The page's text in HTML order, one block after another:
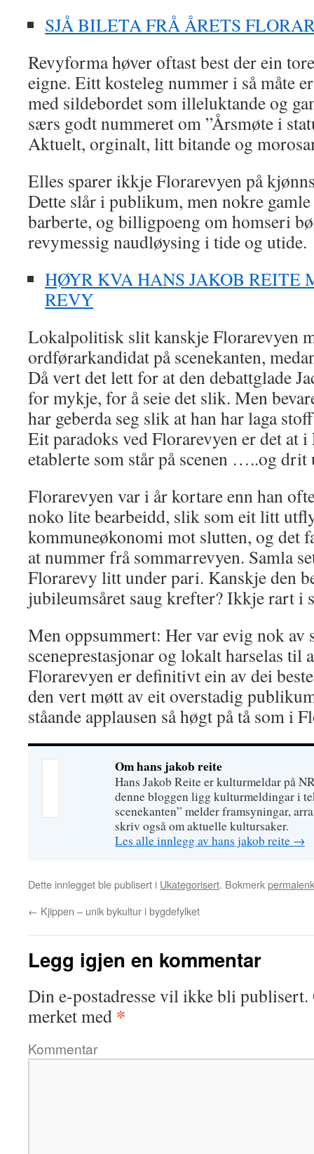
SJÅ BILETA FRÅ ÅRETS
Revyforma høver oftast best der ein
eigne. Eitt kosteleg nummer i så måte
med sildebordet som illeluktande og
særs godt nummeret om ”Årsmøte i
Aktuelt, orginalt, litt bitande og
Elles sparer ikkje Florarevyen på
Dette slår i publikum, men nokre
barberte, og billigpoeng om homseri
revymessig naudløysing i tide og utide.
HØYR KVA HANS JAKOB REITE
REVY
Lokalpolitisk slit kanskje Florarevyen
ordførarkandidat på scenekanten,
Då vert det lett for at den debattglade
for mykje, for å seie det slik. Men
har geberda seg slik at han har laga
Eit paradoks ved Florarevyen er det at
etablerte som står på scenen …..og
Florarevyen var i år kortare enn han
noko lite bearbeidd, slik som eit litt
kommuneøkonomi mot slutten, og det
at nummer frå sommarrevyen. Samla
Florarevy litt under pari. Kanskje den
jubileumsåret saug krefter? Ikkje rart i
Men oppsummert: Her var evig nok av
sceneprestasjonar og lokalt harselas til
Florarevyen er definitivt ein av dei
den vert møtt av eit overstadig
ståande applausen så høgt på tå som i
Om hans jakob reite
Hans Jakob Reite er kulturmeldar på
denne bloggen ligg kulturmeldingar i
scenekanten” melder framsyningar,
skriv også om aktuelle kultursaker.
Les alle innlegg av hans jakob reite →
Dette innlegget ble publisert i Ukategorisert. Bokmerk
← Kjippen – unik bykultur i bygdefylket
Legg igjen en kommentar
Din e-postadresse vil ikke bli publisert.
merket med *
Kommentar